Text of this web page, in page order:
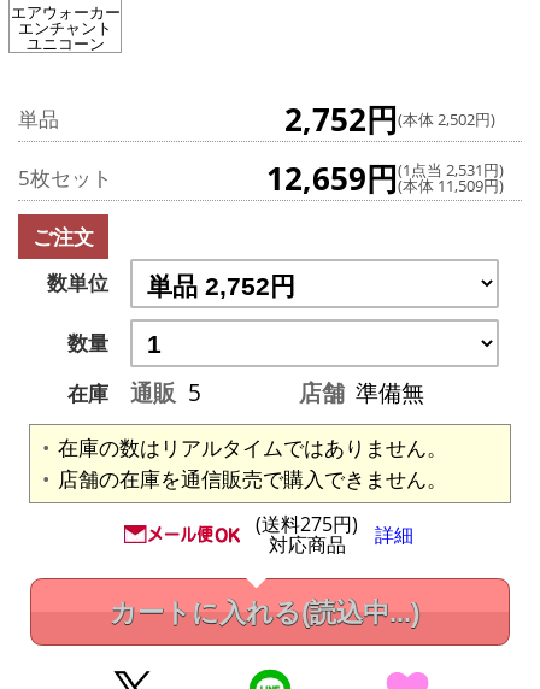
エアウォーカー
エンチャント
ユニコーン
単品 2,752円(本体 2,502円)
5枚セット 12,659円(1点当 2,531円)
(本体 11,509円)
ご注文
数単位
数量
在庫
通販 5 店舗 準備無
在庫の数はリアルタイムではありません。
店舗の在庫を通信販売で購入できません。
(送料275円)
対応商品 詳細
カートに入れる(読込中...)